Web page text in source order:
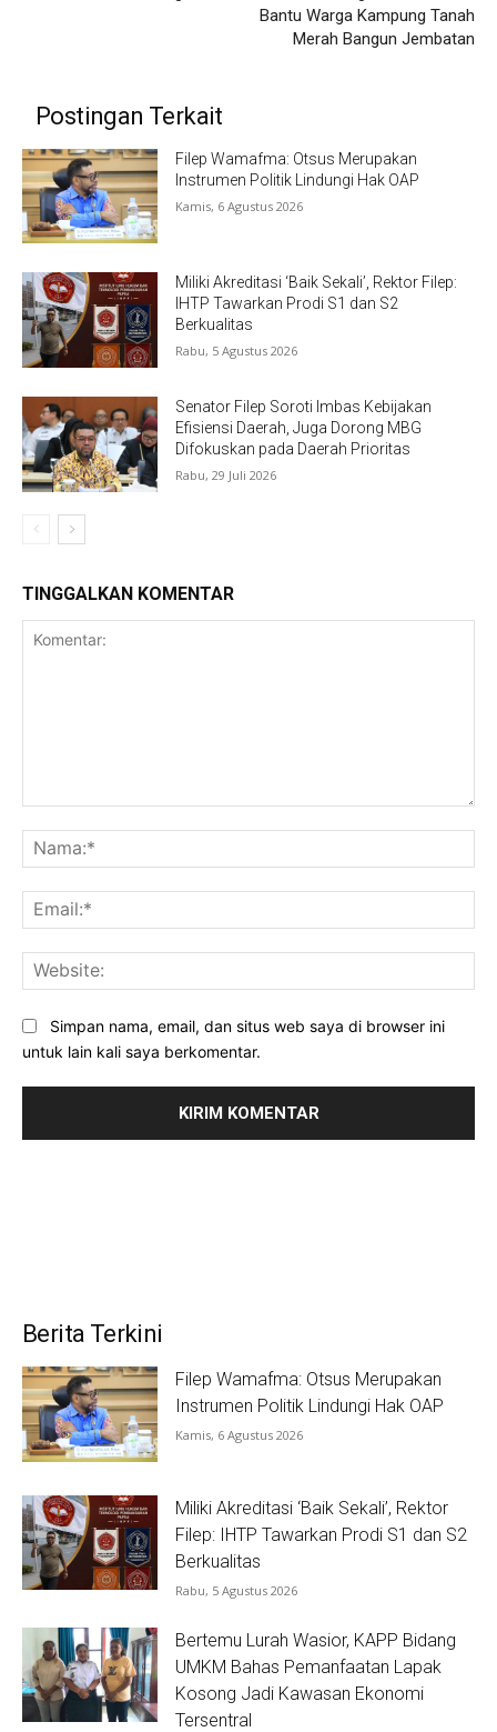
Bantu Warga Kampung Tanah
Merah Bangun Jembatan
Postingan Terkait
Filep Wamafma: Otsus Merupakan
Instrumen Politik Lindungi Hak OAP
Kamis, 6 Agustus 2026
Miliki Akreditasi ‘Baik Sekali’, Rektor Filep:
IHTP Tawarkan Prodi S1 dan S2
Berkualitas
Rabu, 5 Agustus 2026
Senator Filep Soroti Imbas Kebijakan
Efisiensi Daerah, Juga Dorong MBG
Difokuskan pada Daerah Prioritas
Rabu, 29 Juli 2026
TINGGALKAN KOMENTAR
Simpan nama, email, dan situs web saya di browser ini
untuk lain kali saya berkomentar.
Berita Terkini
Filep Wamafma: Otsus Merupakan
Instrumen Politik Lindungi Hak OAP
Kamis, 6 Agustus 2026
Miliki Akreditasi ‘Baik Sekali’, Rektor
Filep: IHTP Tawarkan Prodi S1 dan S2
Berkualitas
Rabu, 5 Agustus 2026
Bertemu Lurah Wasior, KAPP Bidang
UMKM Bahas Pemanfaatan Lapak
Kosong Jadi Kawasan Ekonomi
Tersentral